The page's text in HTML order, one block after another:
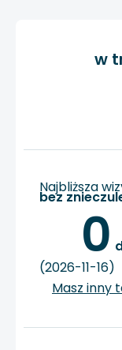
w
Najbliższa
bez
0
(2026-11-16)
Masz inny